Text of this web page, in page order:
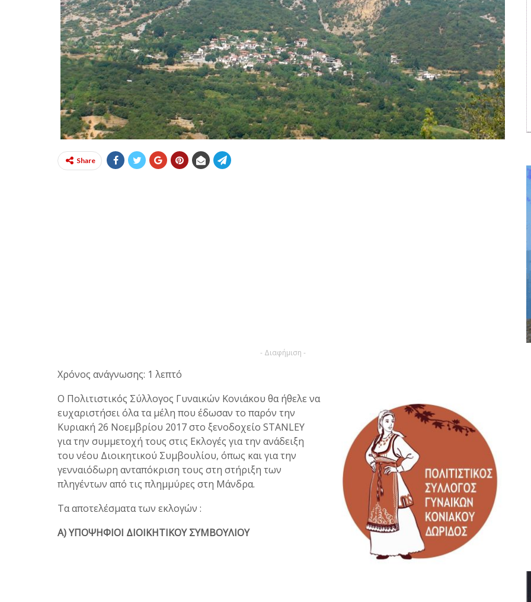
Share
- Διαφήμιση -
Χρόνος ανάγνωσης: 1 λεπτό
Ο Πολιτιστικός Σύλλογος Γυναικών Κονιάκου θα ήθελε να
ευχαριστήσει όλα τα μέλη που έδωσαν το παρόν την
Κυριακή 26 Νοεμβρίου 2017 στο ξενοδοχείο STANLEY
για την συμμετοχή τους στις Εκλογές για την ανάδειξη
του νέου Διοικητικού Συμβουλίου, όπως και για την
γενναιόδωρη ανταπόκριση τους στη στήριξη των
πληγέντων από τις πλημμύρες στη Μάνδρα.
Τα αποτελέσματα των εκλογών :
Α) ΥΠΟΨΗΦΙΟΙ ΔΙΟΙΚΗΤΙΚΟΥ ΣΥΜΒΟΥΛΙΟΥ